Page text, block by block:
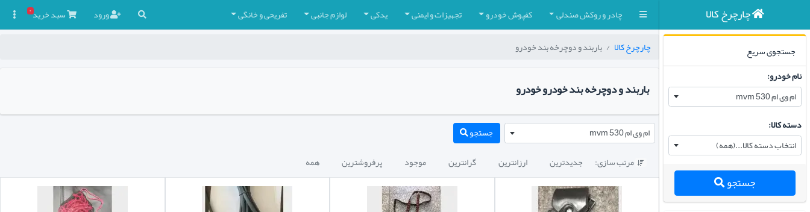
چادر و روکش صندلی کفپوش خودرو تجهیزات و ایمنی یدکی لوازم جانبی تفریحی و خانگی ورود سبدخرید۰ چارچرخ کالا
جستجوی سریع
نام خودرو:
ام وی ام mvm 530
دسته کالا:
انتخاب دسته کالا...(همه)
جستجو
چارچرخ کالا باربند و دوچرخه بند خودرو
باربند و دوچرخه بند خودرو خودرو
ام وی ام mvm 530 جستجو
 مرتب سازی: جدیدترین ارزانترین گرانترین موجود پرفروشترین همه